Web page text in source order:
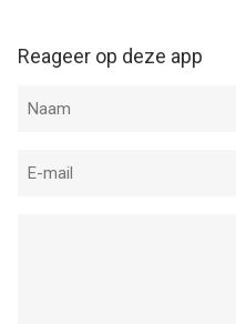
Reageer op deze app